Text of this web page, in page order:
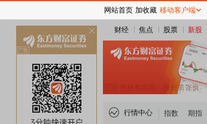
财经 焦点 股票 新股
行情中心 指数 期指
网站首页 加收藏 移动客户端
关